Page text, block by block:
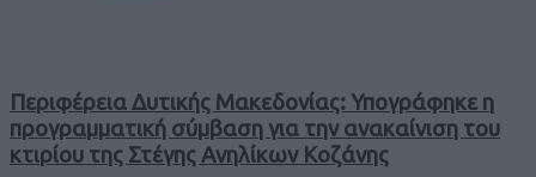
Περιφέρεια Δυτικής Μακεδονίας: Υπογράφηκε η
προγραμματική σύμβαση για την ανακαίνιση του
κτιρίου της Στέγης Ανηλίκων Κοζάνης